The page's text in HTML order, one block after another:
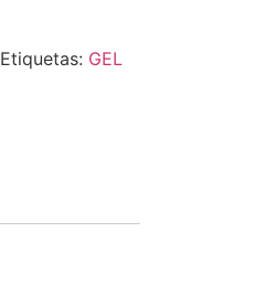
Etiquetas: GEL